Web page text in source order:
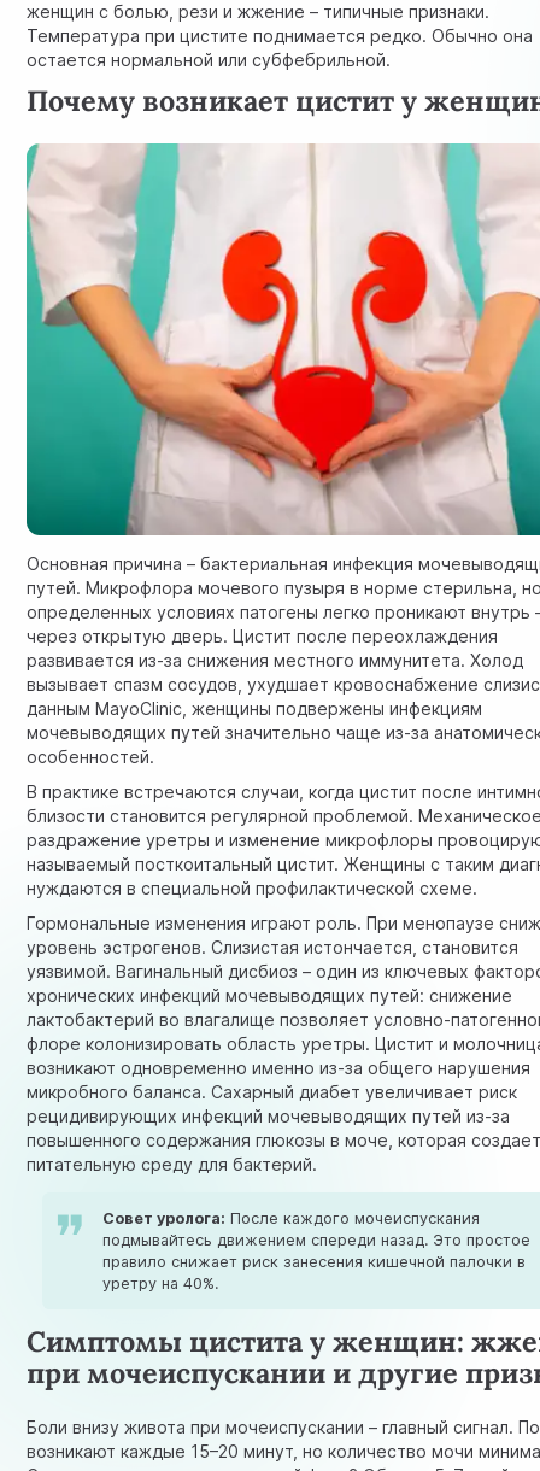
женщин с болью, рези и жжение – типичные признаки.
Температура при цистите поднимается редко. Обычно она
остается нормальной или субфебрильной.
Почему возникает цистит у
Основная причина – бактериальная инфекция
путей. Микрофлора мочевого пузыря в норме стерильна,
определенных условиях патогены легко проникают внутрь
через открытую дверь. Цистит после переохлаждения
развивается из-за снижения местного иммунитета. Холод
вызывает спазм сосудов, ухудшает кровоснабжение
даннымMayoClinic , женщины подвержены инфекциям
мочевыводящих путей значительно чаще из-за
особенностей.
В практике встречаются случаи, когда цистит после
близости становится регулярной проблемой.
раздражение уретры и изменение микрофлоры
называемый посткоитальный цистит. Женщины с таким
нуждаются в специальной профилактической схеме.
Гормональные изменения играют роль. При менопаузе
уровень эстрогенов. Слизистая истончается, становится
уязвимой. Вагинальный дисбиоз – один из ключевых
хронических инфекций мочевыводящих путей: снижение
лактобактерий во влагалище позволяет условно-
флоре колонизировать область уретры. Цистит и
возникают одновременно именно из-за общего нарушения
микробного баланса. Сахарный диабет увеличивает риск
рецидивирующих инфекций мочевыводящих путей из-за
повышенного содержания глюкозы в моче, которая
питательную среду для бактерий.
Совет уролога: После каждого мочеиспускания
подмывайтесь движением спереди назад. Это простое
правило снижает риск занесения кишечной палочки в
уретру на 40%.
Симптомы цистита у женщин:
при мочеиспускании и другие
Боли внизу живота при мочеиспускании – главный сигнал.
возникают каждые 15–20 минут, но количество мочи